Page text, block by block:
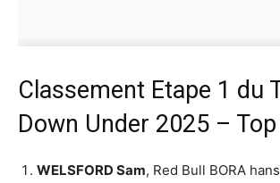
Classement Etape 1 du
Down Under 2025 –
WELSFORD Sam, Red Bull BORA